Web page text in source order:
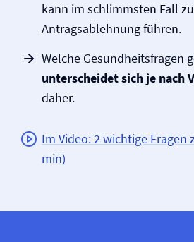
kann im schlimmsten Fall
Antragsablehnung führen.
Welche Gesundheitsfragen
unterscheidet sich je nach
daher.
Im Video: 2 wichtige
min)